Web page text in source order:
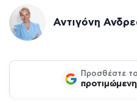
Αντιγόνη
Προσθέστε